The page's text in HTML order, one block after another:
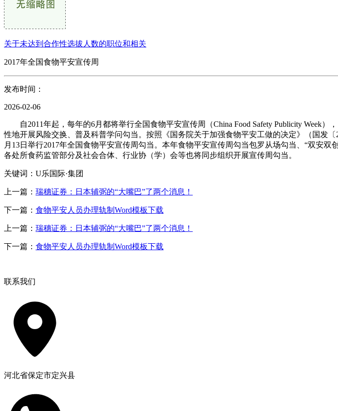
关于未达到合作性选拔人数的职位和相关
2017年全国食物平安宣传周
发布时间：
2026-02-06
自2011年起，每年的6月都将举行全国食物平安宣传周（China Food Safety Publicity Week
性地开展风险交换、普及科普学问勾当。按照《国务院关于加强食物平安工做的决定》（国发
月13日举行2017年全国食物平安宣传周勾当。本年食物平安宣传周勾当包罗从场勾当、“双安
各处所食药监管部分及社会合体、行业协（学）会等也将同步组织开展宣传周勾当。
关键词：U乐国际·集团
上一篇： 瑞穗证券：日本辅弼的“大嘴巴”了两个消息！
下一篇： 食物平安人员办理轨制Word模板下载
上一篇： 瑞穗证券：日本辅弼的“大嘴巴”了两个消息！
下一篇： 食物平安人员办理轨制Word模板下载
联系我们
河北省保定市定兴县